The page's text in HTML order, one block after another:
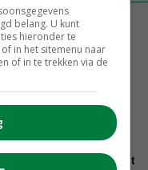
schik gehad
Huizinga: ‘Tarwe wordt
belang. U kunt
hieronder te
in het sitemenu naar
of in te trekken via de